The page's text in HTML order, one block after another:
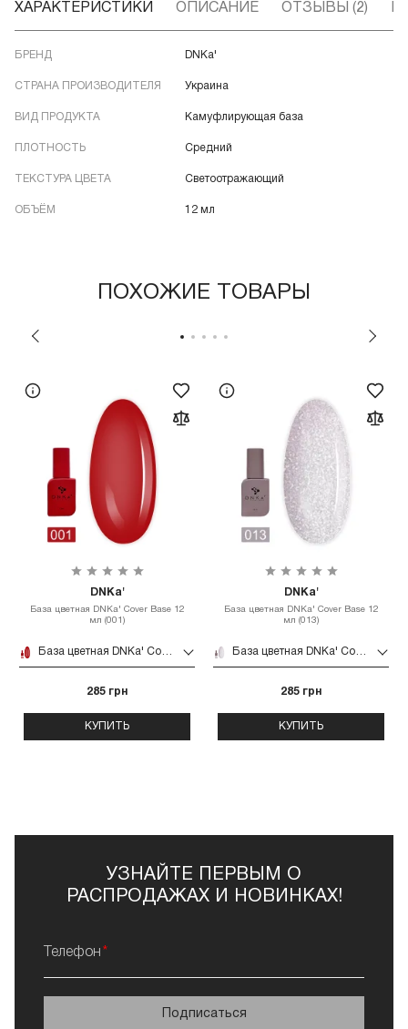
ХАРАКТЕРИСТИКИ ОПИСАНИЕ ОТЗЫВЫ (2)
БРЕНД DNKa'
СТРАНА ПРОИЗВОДИТЕЛЯ Украина
ВИД ПРОДУКТА Камуфлирующая база
ПЛОТНОСТЬ Средний
ТЕКСТУРА ЦВЕТА Светоотражающий
ОБЪЁМ 12 мл
ПОХОЖИЕ ТОВАРЫ
DNKa'
База цветная DNKa' Cover Base 12
мл (001)
База цветная DNKa' Cover Base 12 мл (001)
285 грн
КУПИТЬ
DNKa'
База цветная DNKa' Cover Base 12
мл (013)
База цветная DNKa' Cover Base 12 мл (013)
285 грн
КУПИТЬ
УЗНАЙТЕ ПЕРВЫМ О
РАСПРОДАЖАХ И НОВИНКАХ!
Телефон
Подписаться